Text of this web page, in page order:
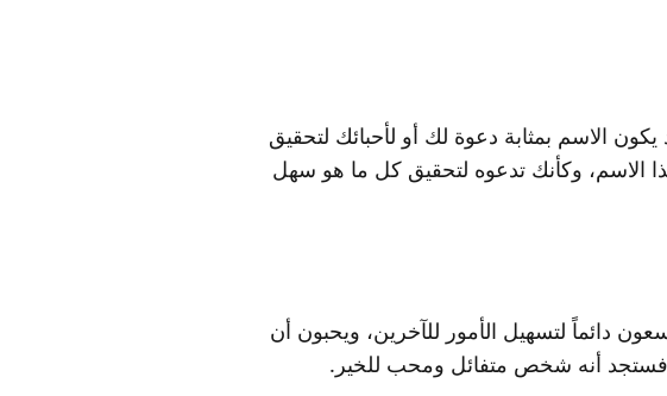
الاسم بمثابة دعوة لك أو لأحبائك لتحقيق
وكأنك تدعوه لتحقيق كل ما هو سهل
دائماً لتسهيل الأمور للآخرين، ويحبون أن
فستجد أنه شخص متفائل ومحب للخير.